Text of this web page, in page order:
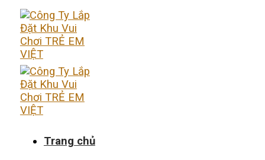
Skip
content
Trang chủ